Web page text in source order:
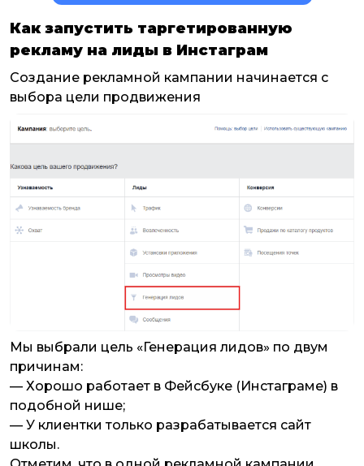
Как запустить таргетированную
рекламу на лиды в Инстаграм
Создание рекламной кампании начинается с
выбора цели продвижения
Мы выбрали цель «Генерация лидов» по двум
причинам:
— Хорошо работает в Фейсбуке (Инстаграме) в
подобной нише;
— У клиентки только разрабатывается сайт
школы.